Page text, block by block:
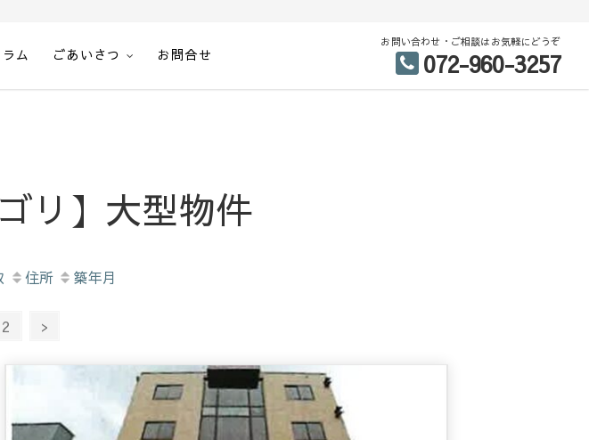
ート
ム ごあいさつ お問合せ
お問い合わせ・ご相談はお気軽にどうぞ
072-960-3257
リ】大型物件
住所 築年月
2 >